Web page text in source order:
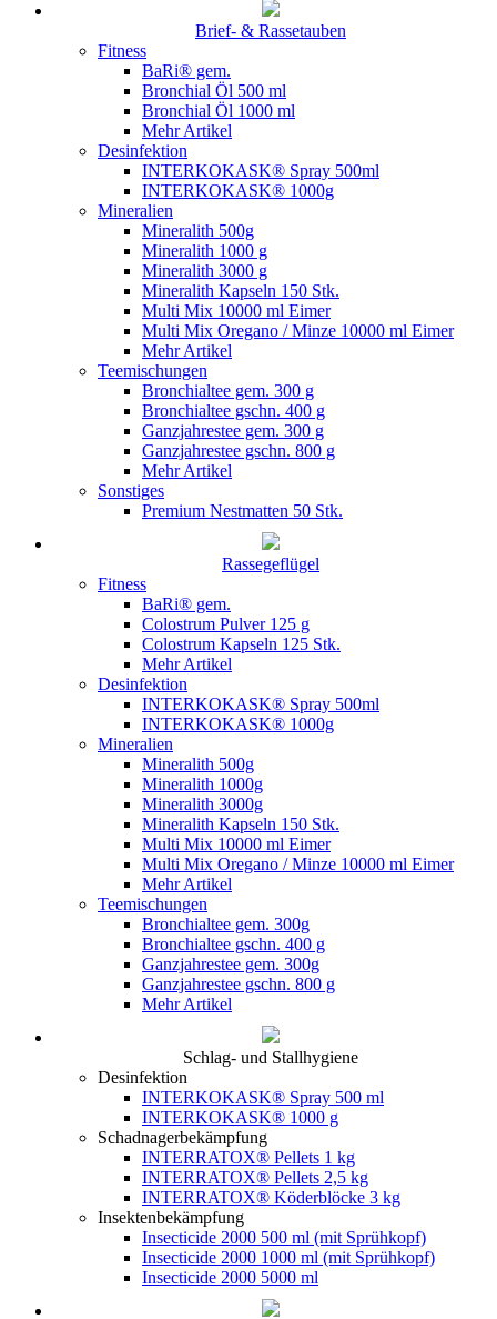
Brief- & Rassetauben
Fitness
BaRi® gem.
Bronchial Öl 500 ml
Bronchial Öl 1000 ml
Mehr Artikel
Desinfektion
INTERKOKASK® Spray 500ml
INTERKOKASK® 1000g
Mineralien
Mineralith 500g
Mineralith 1000 g
Mineralith 3000 g
Mineralith Kapseln 150 Stk.
Multi Mix 10000 ml Eimer
Multi Mix Oregano / Minze 10000 ml Eimer
Mehr Artikel
Teemischungen
Bronchialtee gem. 300 g
Bronchialtee gschn. 400 g
Ganzjahrestee gem. 300 g
Ganzjahrestee gschn. 800 g
Mehr Artikel
Sonstiges
Premium Nestmatten 50 Stk.
Rassegeflügel
Fitness
BaRi® gem.
Colostrum Pulver 125 g
Colostrum Kapseln 125 Stk.
Mehr Artikel
Desinfektion
INTERKOKASK® Spray 500ml
INTERKOKASK® 1000g
Mineralien
Mineralith 500g
Mineralith 1000g
Mineralith 3000g
Mineralith Kapseln 150 Stk.
Multi Mix 10000 ml Eimer
Multi Mix Oregano / Minze 10000 ml Eimer
Mehr Artikel
Teemischungen
Bronchialtee gem. 300g
Bronchialtee gschn. 400 g
Ganzjahrestee gem. 300g
Ganzjahrestee gschn. 800 g
Mehr Artikel
Schlag- und Stallhygiene
Desinfektion
INTERKOKASK® Spray 500 ml
INTERKOKASK® 1000 g
Schadnagerbekämpfung
INTERRATOX® Pellets 1 kg
INTERRATOX® Pellets 2,5 kg
INTERRATOX® Köderblöcke 3 kg
Insektenbekämpfung
Insecticide 2000 500 ml (mit Sprühkopf)
Insecticide 2000 1000 ml (mit Sprühkopf)
Insecticide 2000 5000 ml